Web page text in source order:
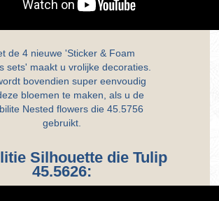
de 4 nieuwe 'Sticker & Foam
sets' maakt u vrolijke decoraties.
bovendien super eenvoudig
bloemen te maken, als u de
Nested flowers die 45.5756
gebruikt.
Silhouette die Tulip
45.5626: